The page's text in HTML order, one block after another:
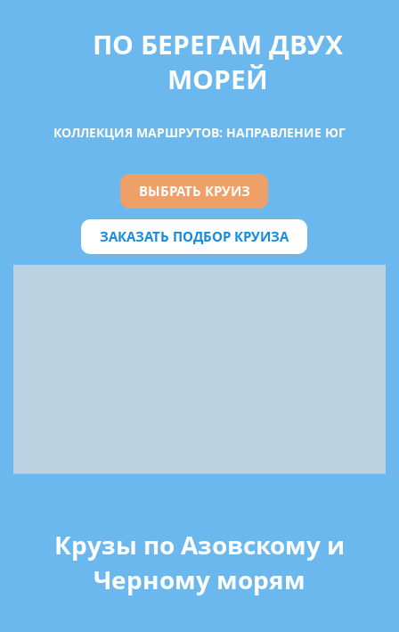
ПО БЕРЕГАМ ДВУХ
МОРЕЙ
КОЛЛЕКЦИЯ МАРШРУТОВ: НАПРАВЛЕНИЕ ЮГ
ВЫБРАТЬ КРУИЗ
ЗАКАЗАТЬ ПОДБОР КРУИЗА
Крузы по Азовскому и
Черному морям